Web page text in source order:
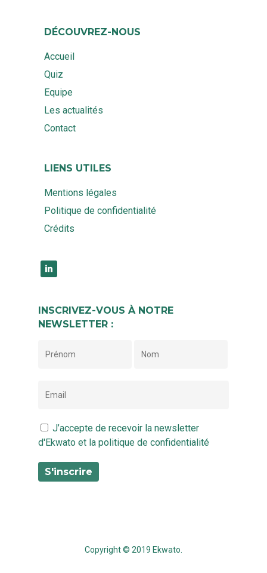
DÉCOUVREZ-NOUS
Accueil
Quiz
Equipe
Les actualités
Contact
LIENS UTILES
Mentions légales
Politique de confidentialité
Crédits
linkedin
INSCRIVEZ-VOUS À NOTRE
NEWSLETTER :
J’accepte de recevoir la newsletter
d'Ekwato et la politique de confidentialité
Copyright © 2019 Ekwato.